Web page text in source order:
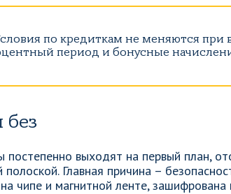
по кредиткам не меняются при
период и бонусные
постепенно выходят на первый план,
полоской. Главная причина –
чипе и магнитной ленте,